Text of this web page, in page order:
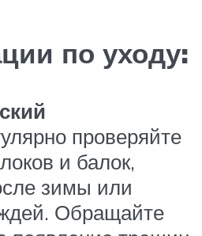
по уходу:
проверяйте
и балок,
зимы или
Обращайте